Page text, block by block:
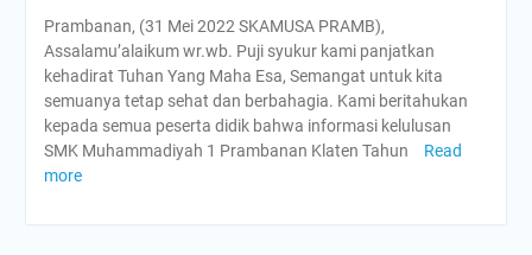
Prambanan, (31 Mei 2022 SKAMUSA PRAMB),
Assalamu’alaikum wr.wb. Puji syukur kami panjatkan
kehadirat Tuhan Yang Maha Esa, Semangat untuk kita
semuanya tetap sehat dan berbahagia. Kami beritahukan
kepada semua peserta didik bahwa informasi kelulusan
SMK Muhammadiyah 1 Prambanan Klaten Tahun
Read
more